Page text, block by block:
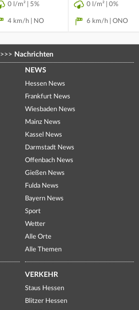
0 l/m² | 5%
4 km/h | NO
0 l/m² | 0%
6 km/h | ONO
>>> Nachrichten
NEWS
Hessen News
Frankfurt News
Wiesbaden News
Mainz News
Kassel News
Darmstadt News
Offenbach News
Gießen News
Fulda News
Bayern News
Sport
Wetter
Alle Orte
Alle Themen
VERKEHR
Staus Hessen
Blitzer Hessen